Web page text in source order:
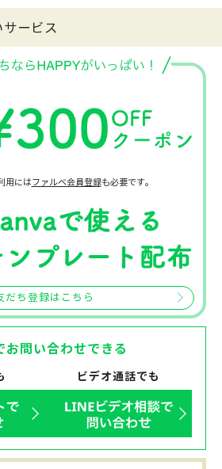
ービス
用にはファルベ会員登録も必要です。
だち登録はこちら
お問い合わせできる
ビデオ通話でも